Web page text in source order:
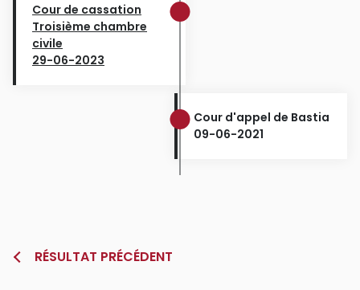
Cour de cassation
Troisième chambre
civile
29-06-2023
Cour d'appel de Bastia
09-06-2021
RÉSULTAT PRÉCÉDENT